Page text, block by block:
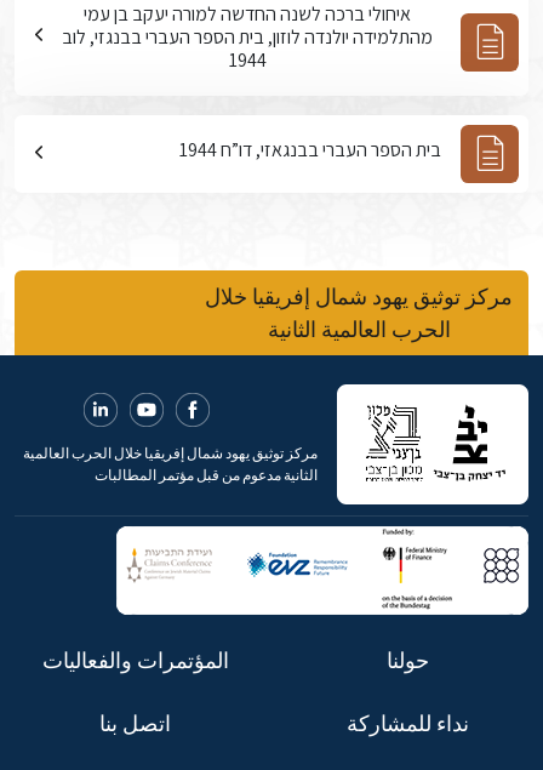
איחולי ברכה לשנה החדשה למורה יעקב בן עמי
מהתלמידה יולנדה לוזון, בית הספר העברי בבנגזי, לוב
1944
בית הספר העברי בבנגאזי, דו”ח 1944
مركز توثيق يهود شمال إفريقيا خلال
الحرب العالمية الثانية
مركز توثيق يهود شمال إفريقيا خلال الحرب العالمية
الثانية مدعوم من قبل مؤتمر المطالبات
حولنا المؤتمرات والفعاليات
نداء للمشاركة اتصل بنا